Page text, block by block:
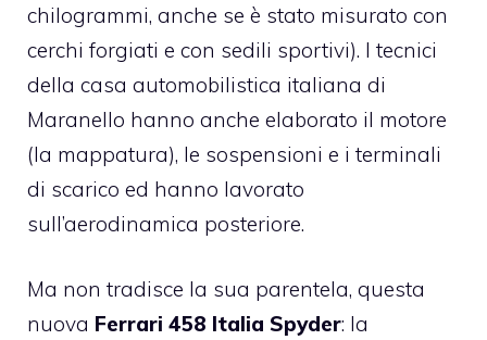
chilogrammi, anche se è stato misurato con
cerchi forgiati e con sedili sportivi). I tecnici
della casa automobilistica italiana di
Maranello hanno anche elaborato il motore
(la mappatura), le sospensioni e i terminali
di scarico ed hanno lavorato
sull’aerodinamica posteriore.
Ma non tradisce la sua parentela, questa
nuova Ferrari 458 Italia Spyder: la